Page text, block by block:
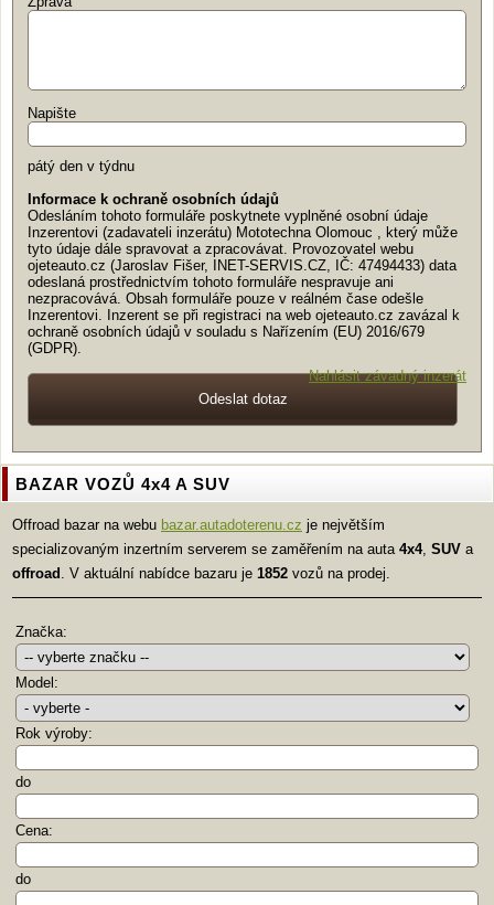
Napište
pátý den v týdnu
Informace k ochraně osobních údajů
Odesláním tohoto formuláře poskytnete vyplněné osobní údaje
Inzerentovi (zadavateli inzerátu) Mototechna Olomouc , který může
tyto údaje dále spravovat a zpracovávat. Provozovatel webu
ojeteauto.cz (Jaroslav Fišer, INET-SERVIS.CZ, IČ: 47494433) data
odeslaná prostřednictvím tohoto formuláře nespravuje ani
nezpracovává. Obsah formuláře pouze v reálném čase odešle
Inzerentovi. Inzerent se při registraci na web ojeteauto.cz zavázal k
ochraně osobních údajů v souladu s Nařízením (EU) 2016/679
(GDPR).
Nahlásit závadný inzerát
BAZAR VOZŮ 4x4 A SUV
Offroad bazar na webu bazar.autadoterenu.cz je největším
specializovaným inzertním serverem se zaměřením na auta 4x4, SUV a
offroad . V aktuální nabídce bazaru je 1852 vozů na prodej.
Značka:
Model:
Rok výroby:
do
Cena:
do